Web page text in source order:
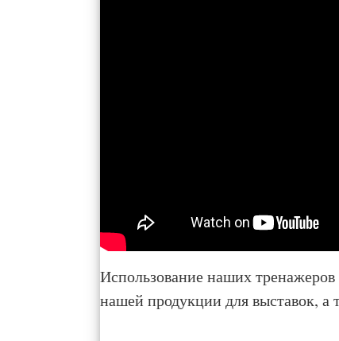
Использование наших
нашей продукции для выставок,